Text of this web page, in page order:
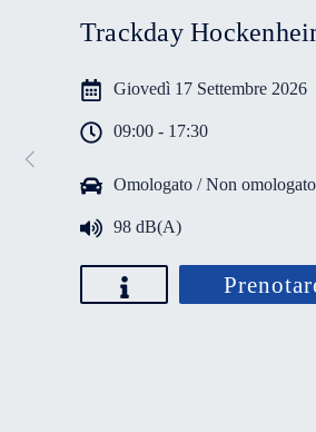
Trackday
Giovedì 17 Settembre 2026
09:00 - 17:30
Omologato / Non omologato
98 dB(A)